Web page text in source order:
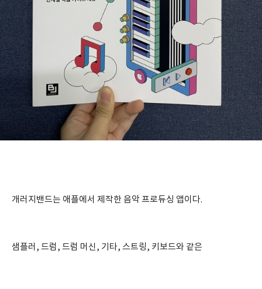
개러지밴드는 애플에서 제작한 음악 프로듀싱 앱이다.
샘플러, 드럼, 드럼 머신, 기타, 스트링, 키보드와 같은